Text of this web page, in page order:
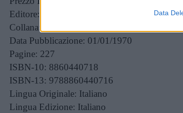
Data
Editore:
Collana:
Data Pubblicazione: 01/01/1970
Pagine: 227
ISBN-10: 8860440718
ISBN-13: 9788860440716
Lingua Originale: Italiano
Lingua Edizione: Italiano